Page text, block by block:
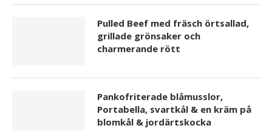
Pulled Beef med fräsch örtsallad,
grillade grönsaker och
charmerande rött
Pankofriterade blåmusslor,
Portabella, svartkål & en kräm på
blomkål & jordärtskocka